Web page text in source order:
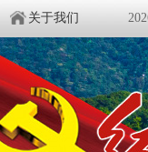
关于我们